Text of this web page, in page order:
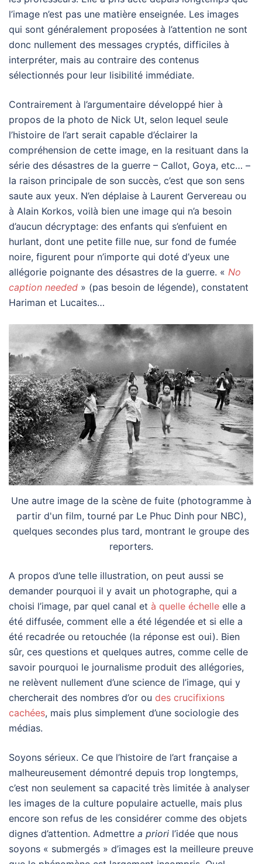
l’image n’est pas une matière enseignée. Les images
qui sont généralement proposées à l’attention ne sont
donc nullement des messages cryptés, difficiles à
interpréter, mais au contraire des contenus
sélectionnés pour leur lisibilité immédiate.
Contrairement à l’argumentaire développé hier à
propos de la photo de Nick Ut, selon lequel seule
l’histoire de l’art serait capable d’éclairer la
compréhension de cette image, en la resituant dans la
série des désastres de la guerre – Callot, Goya, etc… –
la raison principale de son succès, c’est que son sens
saute aux yeux. N’en déplaise à Laurent Gervereau ou
à Alain Korkos, voilà bien une image qui n’a besoin
d’aucun décryptage: des enfants qui s’enfuient en
hurlant, dont une petite fille nue, sur fond de fumée
noire, figurent pour n’importe qui doté d’yeux une
allégorie poignante des désastres de la guerre. « No
caption needed » (pas besoin de légende), constatent
Hariman et Lucaites…
Une autre image de la scène de fuite (photogramme à
partir d'un film, tourné par Le Phuc Dinh pour NBC),
quelques secondes plus tard, montrant le groupe des
reporters.
A propos d’une telle illustration, on peut aussi se
demander pourquoi il y avait un photographe, qui a
choisi l’image, par quel canal et à quelle échelle elle a
été diffusée, comment elle a été légendée et si elle a
été recadrée ou retouchée (la réponse est oui). Bien
sûr, ces questions et quelques autres, comme celle de
savoir pourquoi le journalisme produit des allégories,
ne relèvent nullement d’une science de l’image, qui y
chercherait des nombres d’or ou des crucifixions
cachées, mais plus simplement d’une sociologie des
médias.
Soyons sérieux. Ce que l’histoire de l’art française a
malheureusement démontré depuis trop longtemps,
c’est non seulement sa capacité très limitée à analyser
les images de la culture populaire actuelle, mais plus
encore son refus de les considérer comme des objets
dignes d’attention. Admettre a priori l’idée que nous
soyons « submergés » d’images est la meilleure preuve